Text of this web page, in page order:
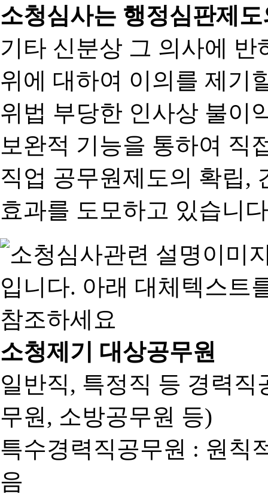
소청심사는 행정심판제
기타 신분상 그 의사에
위에 대하여 이의를 제기
위법 부당한 인사상 불이
보완적 기능을 통하여 직
직업 공무원제도의 확립,
효과를 도모하고 있습니
소청제기 대상공무원
일반직, 특정직 등 경력
무원, 소방공무원 등)
특수경력직공무원 : 원칙
음